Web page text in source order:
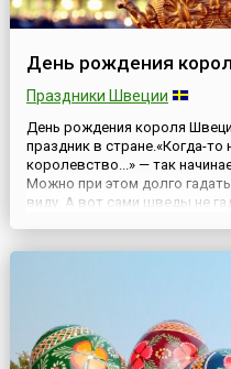
День рождения
Праздники Швеции
День рождения короля
праздник в стране.«Когда-
королевство...» — так
Можно при этом долго
виду. А вот сами шведы не